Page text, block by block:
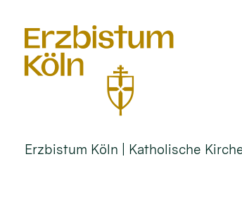
Erzbistum Köln | Katholische